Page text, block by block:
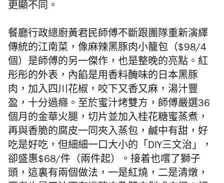
更顯不同。
餐廳行政總廚黃君民師傅不斷跟團隊重新演繹
傳統的江南菜，像麻辣黑豚肉小籠包（$98/4
個）是師傅的另一傑作，也是整晚的亮點。紅
彤彤的外表，內餡是用香料醃味的日本黑豚
肉，加入四川花椒，咬下又香又麻，湯汁豐
盈，十分過癮。至於蜜汁烤雙方，師傅嚴選36
個月的金華火腿，切片並加入桂花糖蜜蒸煮，
再與香脆的腐皮一同夾入蒸包，鹹中有甜，好
吃是好吃，但細細一口大小的「DIY三文治」，
卻盛惠$68/件（兩件起）。接着也嚐了獅子
頭，這裏有兩個做法，一是紅燒，二是清燉，